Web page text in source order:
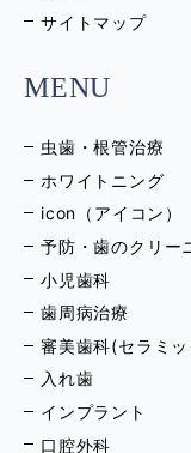
サイトマップ
MENU
虫歯・根管治療
ホワイトニング
icon（アイコン）
予防・歯のクリー
小児歯科
歯周病治療
審美歯科(セラミ
入れ歯
インプラント
口腔外科